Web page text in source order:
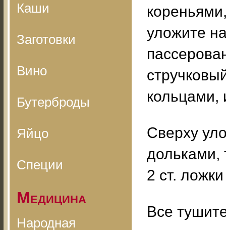
Каши
Заготовки
Вино
Бутерброды
Яйцо
Специи
Медицина
Народная
уложите
кольцами,
Сверху
дольками,
2 ст.
Все